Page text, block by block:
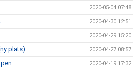
2020-05-04 07:48
2020-04-30 12:51
2020-04-29 15:20
plats) 2020-04-27 08:57
2020-04-19 17:32